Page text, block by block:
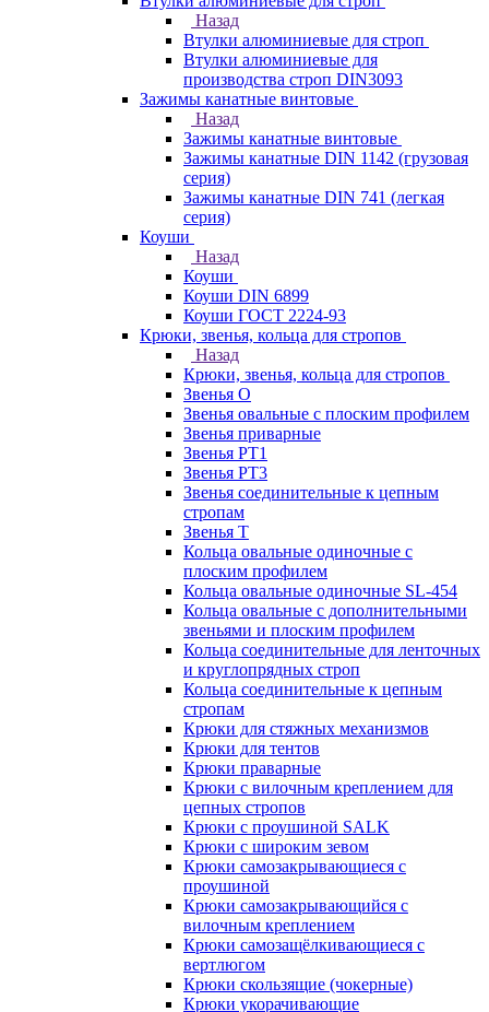
Назад
Втулки алюминиевые для строп
Втулки алюминиевые для
производства строп DIN3093
Зажимы канатные винтовые
Назад
Зажимы канатные винтовые
Зажимы канатные DIN 1142 (грузовая
серия)
Зажимы канатные DIN 741 (легкая
серия)
Коуши
Назад
Коуши
Коуши DIN 6899
Коуши ГОСТ 2224-93
Крюки, звенья, кольца для стропов
Назад
Крюки, звенья, кольца для стропов
Звенья О
Звенья овальные с плоским профилем
Звенья приварные
Звенья РТ1
Звенья РТ3
Звенья соединительные к цепным
стропам
Звенья Т
Кольца овальные одиночные c
плоским профилем
Кольца овальные одиночные SL-454
Кольца овальные с дополнительными
звеньями и плоским профилем
Кольца соединительные для ленточных
и круглопрядных строп
Кольца соединительные к цепным
стропам
Крюки для стяжных механизмов
Крюки для тентов
Крюки праварные
Крюки с вилочным креплением для
цепных стропов
Крюки с проушиной SALK
Крюки с широким зевом
Крюки самозакрывающиеся с
проушиной
Крюки самозакрывающийся с
вилочным креплением
Крюки самозащёлкивающиеся с
вертлюгом
Крюки скользящие (чокерные)
Крюки укорачивающие